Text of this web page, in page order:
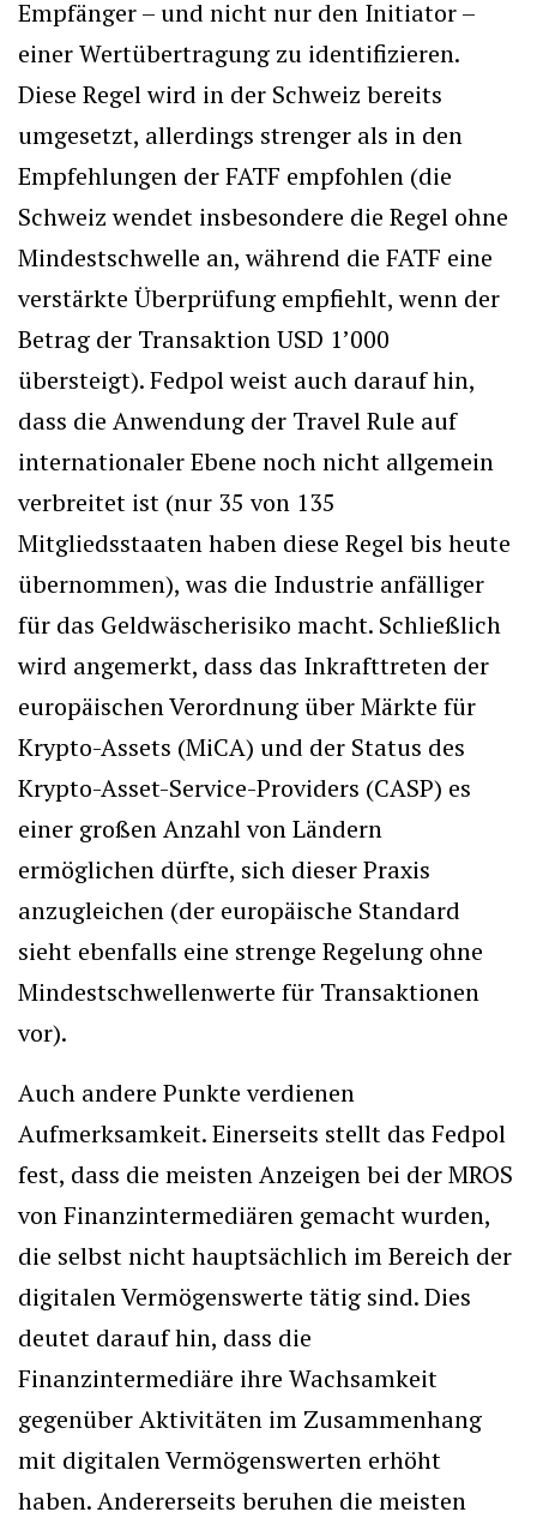
Empfänger – und nicht nur den Initiator –
einer Wertübertragung zu identifizieren.
Diese Regel wird in der Schweiz bereits
umgesetzt, allerdings strenger als in den
Empfehlungen der FATF empfohlen (die
Schweiz wendet insbesondere die Regel ohne
Mindestschwelle an, während die FATF eine
verstärkte Überprüfung empfiehlt, wenn der
Betrag der Transaktion USD 1’000
übersteigt). Fedpol weist auch darauf hin,
dass die Anwendung der Travel Rule auf
internationaler Ebene noch nicht allgemein
verbreitet ist (nur 35 von 135
Mitgliedsstaaten haben diese Regel bis heute
übernommen), was die Industrie anfälliger
für das Geldwäscherisiko macht. Schließlich
wird angemerkt, dass das Inkrafttreten der
europäischen Verordnung über Märkte für
Krypto-Assets (MiCA) und der Status des
Krypto-Asset-Service-Providers (CASP) es
einer großen Anzahl von Ländern
ermöglichen dürfte, sich dieser Praxis
anzugleichen (der europäische Standard
sieht ebenfalls eine strenge Regelung ohne
Mindestschwellenwerte für Transaktionen
vor).
Auch andere Punkte verdienen
Aufmerksamkeit. Einerseits stellt das Fedpol
fest, dass die meisten Anzeigen bei der MROS
von Finanzintermediären gemacht wurden,
die selbst nicht hauptsächlich im Bereich der
digitalen Vermögenswerte tätig sind. Dies
deutet darauf hin, dass die
Finanzintermediäre ihre Wachsamkeit
gegenüber Aktivitäten im Zusammenhang
mit digitalen Vermögenswerten erhöht
haben. Andererseits beruhen die meisten